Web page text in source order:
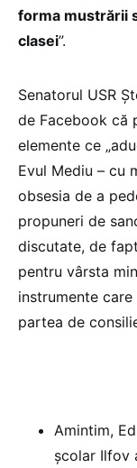
forma mustrării
clasei”.
Senatorul USR
de Facebook că
elemente ce
Evul Mediu – cu
obsesia de a
propuneri de
discutate, de
pentru vârsta
instrumente
partea de
Amintim,
școlar Ilfov